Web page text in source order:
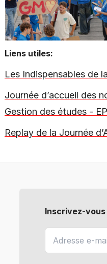
Liens utiles:
Les Indispensables de
Journée d’accueil des
Gestion des études ‐
Replay de la Journée
Inscrivez-